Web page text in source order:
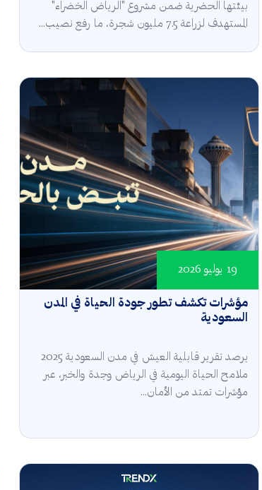
بيئتها الحضرية ضمن مشروع "الرياض الخضراء"
المستهدف لزراعة 7.5 مليون شجرة، ما رفع نصيب...
مؤشرات تكشف تطور جودة الحياة في المدن
السعودية
19 يوليو 2026
يرصد تقرير قابلية العيش في مدن السعودية 2025
ملامح الحياة اليومية في الرياض وجدة والخبر، عبر
مؤشرات تمتد من الأمان...